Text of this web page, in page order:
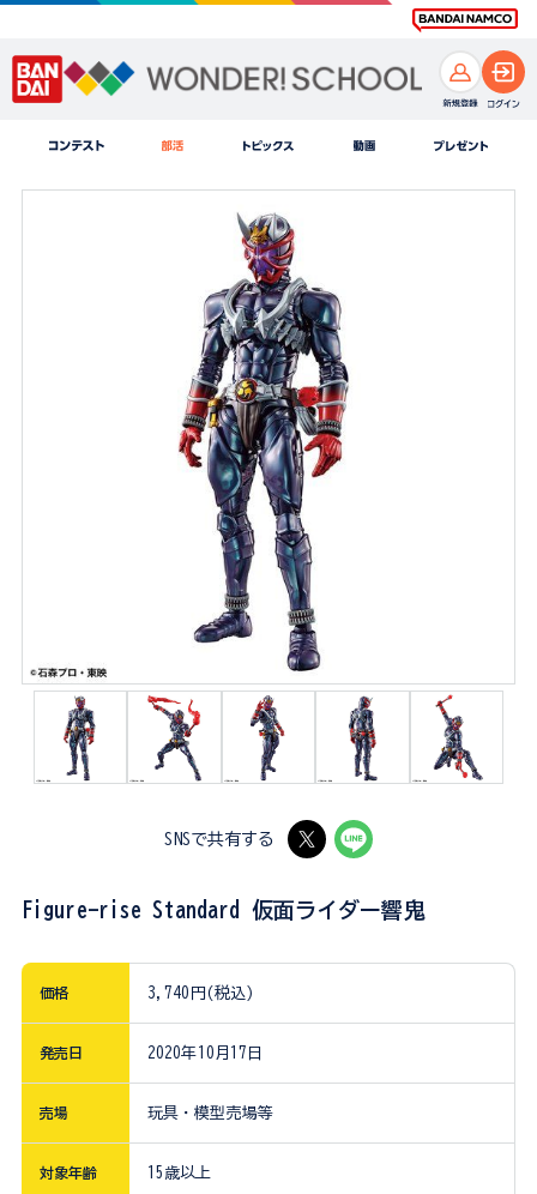
SNSで共有する
Figure-rise Standard 仮面ライダー響鬼
価格 3,740円(税込)
発売日 2020年10月17日
売場 玩具・模型売場等
対象年齢 15歳以上